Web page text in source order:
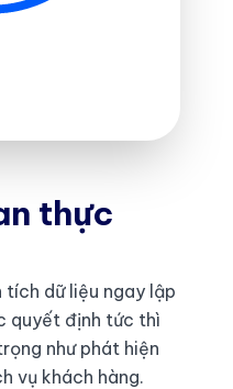
thực
dữ liệu ngay lập
quyết định tức thì
như phát hiện
vụ khách hàng.